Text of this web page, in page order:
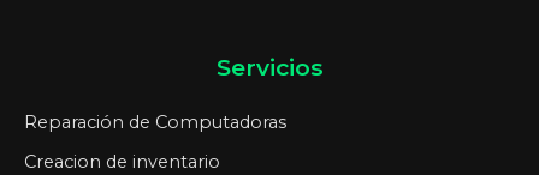
Servicios
Reparación de Computadoras
Creacion de inventario